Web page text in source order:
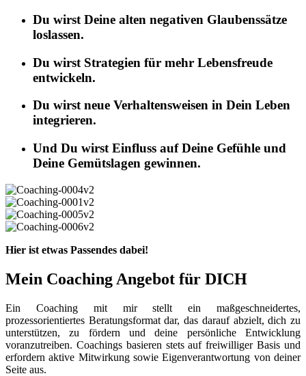
Du wirst Deine alten negativen Glaubenssätze
loslassen.
Du wirst Strategien für mehr Lebensfreude
entwickeln.
Du wirst neue Verhaltensweisen in Dein Leben
integrieren.
Und Du wirst Einfluss auf Deine Gefühle und
Deine Gemütslagen gewinnen.
Hier ist etwas Passendes dabei!
Mein Coaching Angebot für DICH
Ein Coaching mit mir stellt ein maßgeschneidertes,
prozessorientiertes Beratungsformat dar, das darauf abzielt, dich zu
unterstützen, zu fördern und deine persönliche Entwicklung
voranzutreiben. Coachings basieren stets auf freiwilliger Basis und
erfordern aktive Mitwirkung sowie Eigenverantwortung von deiner
Seite aus.